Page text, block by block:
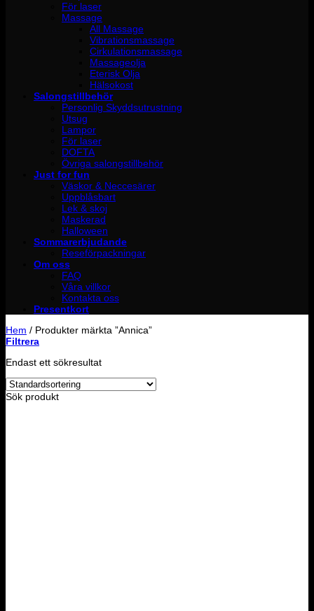
För laser
Massage
All Massage
Vibrationsmassage
Cirkulationsmassage
Massageolja
Eterisk Olja
Hälsokost
Salongstillbehör
Personlig Skyddsutrustning
Utsug
Lampor
För laser
DOFTA
Övriga salongstillbehör
Just for fun
Väskor & Neccesärer
Uppblåsbart
Lek & skoj
Maskerad
Halloween
Sommarerbjudande
Reseförpackningar
Om oss
FAQ
Våra villkor
Kontakta oss
Presentkort
Hem / Produkter märkta ”Annica”
Filtrera
Endast ett sökresultat
Sök produkt